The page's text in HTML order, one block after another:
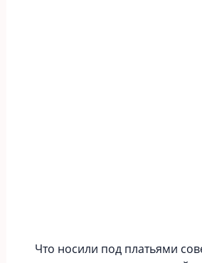
Что носили под платьями